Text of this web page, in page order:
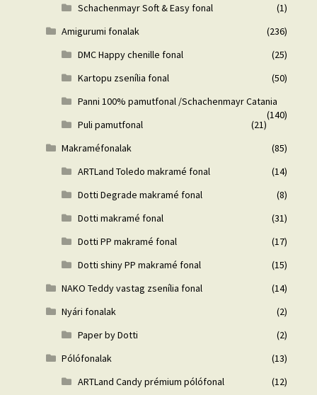
Schachenmayr Soft & Easy fonal
(1)
Amigurumi fonalak
(236)
DMC Happy chenille fonal
(25)
Kartopu zsenília fonal
(50)
Panni 100% pamutfonal /Schachenmayr Catania
(140)
Puli pamutfonal
(21)
Makraméfonalak
(85)
ARTLand Toledo makramé fonal
(14)
Dotti Degrade makramé fonal
(8)
Dotti makramé fonal
(31)
Dotti PP makramé fonal
(17)
Dotti shiny PP makramé fonal
(15)
NAKO Teddy vastag zsenília fonal
(14)
Nyári fonalak
(2)
Paper by Dotti
(2)
Pólófonalak
(13)
ARTLand Candy prémium pólófonal
(12)